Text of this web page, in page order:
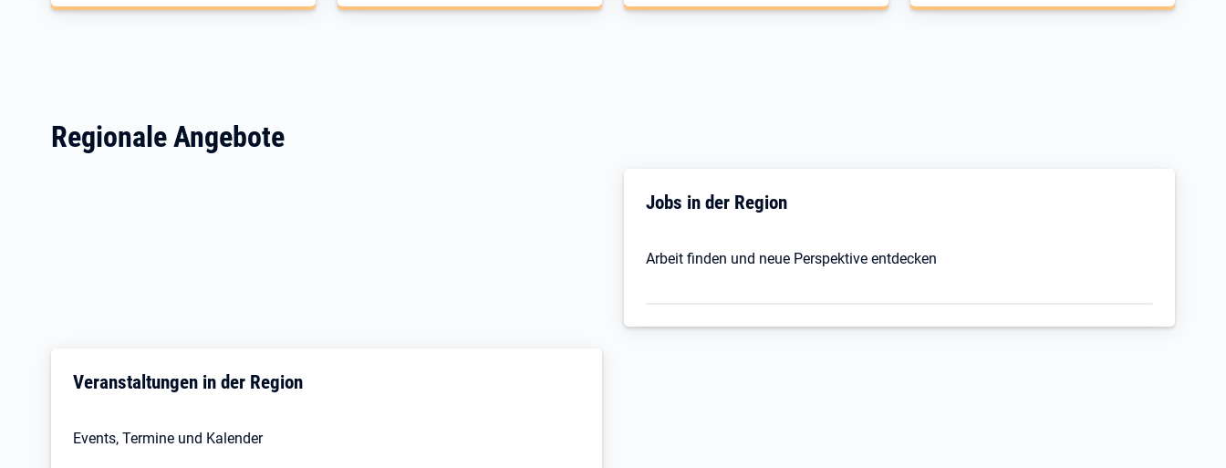
Regionale Angebote
Jobs in der Region
Arbeit finden und neue Perspektive entdecken
Veranstaltungen in der Region
Events, Termine und Kalender